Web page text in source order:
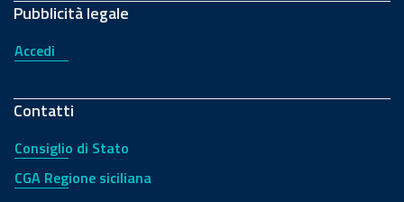
Pubblicità legale
Accedi
Contatti
Consiglio di Stato
CGA Regione siciliana